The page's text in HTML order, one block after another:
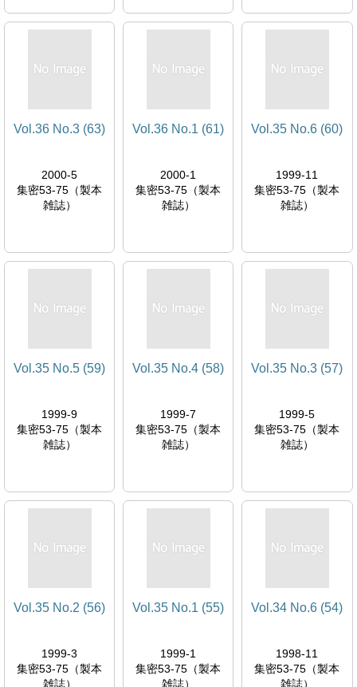
Vol.36 No.3 (63)
2000-5
集密53-75（製本
雑誌）
Vol.36 No.1 (61)
2000-1
集密53-75（製本
雑誌）
Vol.35 No.6 (60)
1999-11
集密53-75（製本
雑誌）
Vol.35 No.5 (59)
1999-9
集密53-75（製本
雑誌）
Vol.35 No.4 (58)
1999-7
集密53-75（製本
雑誌）
Vol.35 No.3 (57)
1999-5
集密53-75（製本
雑誌）
Vol.35 No.2 (56)
1999-3
集密53-75（製本
雑誌）
Vol.35 No.1 (55)
1999-1
集密53-75（製本
雑誌）
Vol.34 No.6 (54)
1998-11
集密53-75（製本
雑誌）